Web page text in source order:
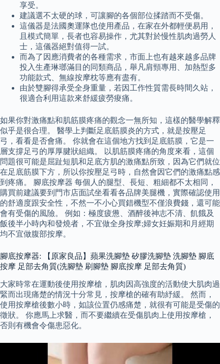
享受。
建議選不太硬的球，可讓腳的各個部位揉踏而不受傷。
這儀器是法國奧運隊也使用產品，在家在外都輕便易用，
且模式簡單，長者也容易操作，尤其對於慢性肌肉過勞人
士，這儀器絕對值得一試。
而為了因應消費者的各種需求，市面上也有越來越多品牌
投入生產琳瑯滿目的同類商品，舉凡肩頸專用、加熱型多
功能款式、無線按摩枕等應有盡有。
由於雙腳得承受全身重量，若因工作性質需長時間久站，
很適合利用這款來舒緩疲勞痠痛。
如果你對激痛點和肌筋膜疼痛的觀念一無所知，這樣的醫學解釋
似乎是很合理。 醫學上判斷足底筋膜炎的方式，就是按壓足
弓，看看是否會痛。 你就會在這個地方找到足底筋膜，它是一
層支撐足弓的厚厚腱狀組織。 以肌筋膜疼痛的角度來看，這個
問題很可能是屈趾短肌和足底方肌的激痛點所致，因為它們就位
在足底筋膜下方，所以你按壓足弓時，自然會因它們的激痛點感
到疼痛。 腳底按摩器 每個人的腿型、長短、粗細都不太相同，
購買前建議要到門市店面試坐看看各品牌美腿機，實際確認使用
的舒適度跟安全性，不然一不小心買錯機型不僅浪費錢，還可能
會有受傷的風險。 例如：極度疲憊、酒醉後神志不清、飢餓及
飯後半小時內和發燒者，不宜做全身按摩;婦女妊娠期和月經期
均不宜做腹部按摩。
腳底按摩器: 【原家良品】蘋果洗腳墊 矽膠洗腳墊 洗腳墊 腳底
按摩 足部去角質(洗腳墊 刷腳墊 腳底按摩 足部去角質)
大家時常在運動後使用按摩槍，肌肉因高強度的活動使大肌肉過
緊而出現痛楚的情況十分常見，按摩槍的確有助紓緩。 然而，
使用按摩槍後數小時，如該位置仍感痛楚，就很有可能是受傷的
徵狀。 你應馬上求醫，而不要繼續在受傷肌肉上使用按摩槍，
否則有機會令傷患惡化。